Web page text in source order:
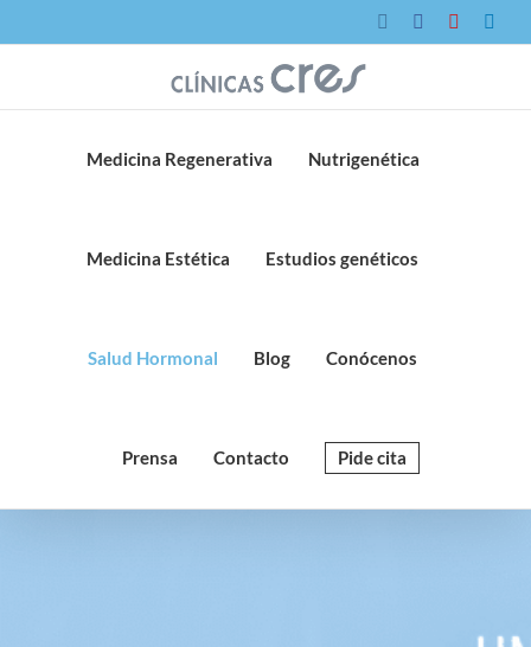
al
InstagramFacebookYouTube
Medicina Regenerativa Nutrigenética
Medicina Estética Estudios genéticos
Salud Hormonal Blog Conócenos
Prensa Contacto Pide cita